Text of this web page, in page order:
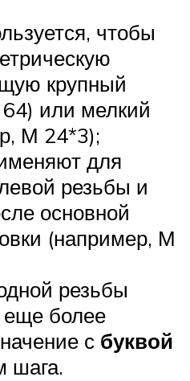
чтобы
крупный
или мелкий
М 24*3);
для
резьбы и
основной
(например, М
резьбы
еще более
с буквой
шага.